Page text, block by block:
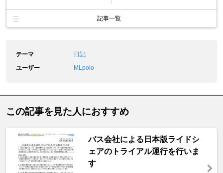
記事一覧
テーマ
日記
ユーザー
MLpolo
この記事を見た人におすすめ
バス会社による日本版ライドシ
ェアのトライアル運行を行いま
す